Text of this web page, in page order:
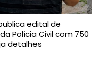
edital de
Polícia Civil com 750
detalhes